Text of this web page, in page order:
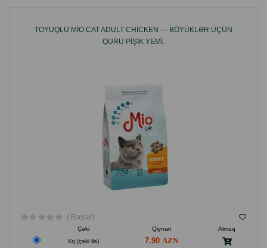
TOYUQLU MIO CAT ADULT CHICKEN — BÖYÜKLƏR ÜÇÜN
QURU PIŞIK YEMI.
( Rəylər)
Çəki Qiymət
Almaq
Кq (çəki ilə)
7.90